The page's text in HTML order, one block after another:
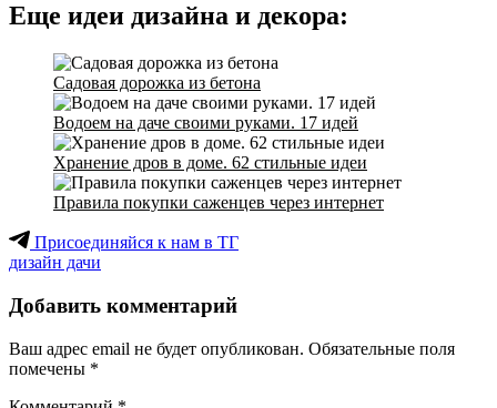
Еще идеи дизайна и декора:
Садовая дорожка из бетона
Водоем на даче своими руками. 17 идей
Хранение дров в доме. 62 стильные идеи
Правила покупки саженцев через интернет
Присоединяйся к нам в ТГ
дизайн дачи
Добавить комментарий
Ваш адрес email не будет опубликован. Обязательные поля
помечены *